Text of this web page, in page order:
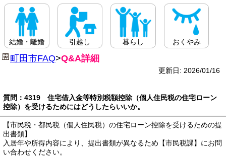
結婚・離婚 引越し 暮らし おくやみ
町田市FAQ>Q&A詳細
更新日: 2026/01/16
質問：4319 住宅借入金等特別税額控除（個人住民税の住宅ローン
控除）を受けるためにはどうしたらいいか。
【市民税・都民税（個人住民税）の住宅ローン控除を受けるための提
出書類】
入居年や所得内容により、提出書類が異なるため【市民税課】にお問
い合わせください。